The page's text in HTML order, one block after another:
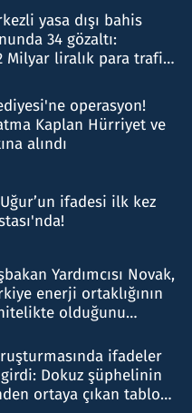
yasa dışı bahis
34 gözaltı:
Milyar liralık para trafiği
operasyon!
Kaplan Hürriyet ve
alındı
ifadesi ilk kez
Yardımcısı Novak,
enerji ortaklığının
olduğunu
ifadeler
Dokuz şüphelinin
ortaya çıkan tablo